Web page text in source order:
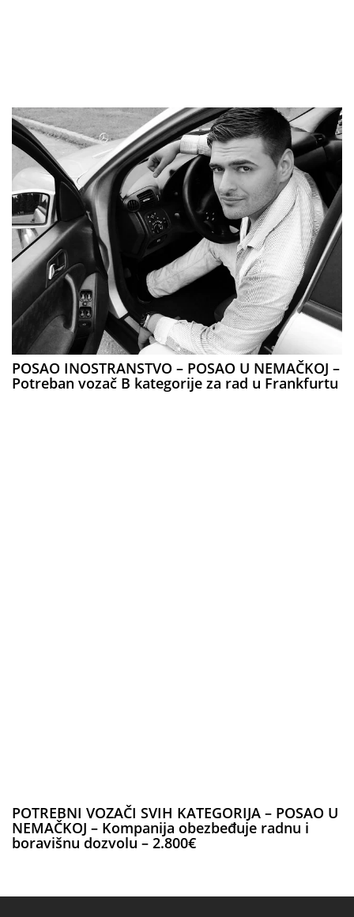
POSAO INOSTRANSTVO – POSAO U NEMAČKOJ –
Potreban vozač B kategorije za rad u Frankfurtu
POTREBNI VOZAČI SVIH KATEGORIJA – POSAO U
NEMAČKOJ – Kompanija obezbeđuje radnu i
boravišnu dozvolu – 2.800€